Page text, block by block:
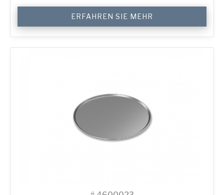
Pizza
Tray
Menge
ERFAHREN SIE MEHR